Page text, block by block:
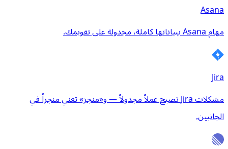
Asana
مهام Asana ببياناتها كاملة، مجدولة على تقويمك.
Jira
مشكلات Jira تصبح عملاً مجدولاً — و«منجز» تعني منجزاً في
الجانبين.